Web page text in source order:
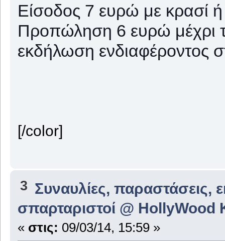
Είσοδος 7 ευρώ με κρασί
Προπώληση 6 ευρώ μέχρι
εκδήλωση ενδιαφέροντος
[/color]
3 Συναυλίες, παραστάσεις,
σπαρταριστοί @ HollyWood
« στις: 09/03/14, 15:59 »